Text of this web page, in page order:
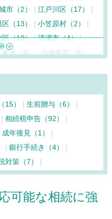
市（2）
江戸川区（17）
区（13）
小笠原村（2）
区（10） 清瀬市（4）
東区（6）
小金井市（6）
川市（3） 多摩市（3）
田区（31）
豊島区（15）
村（2）
西東京市（7）
丈島八丈町（2）
東村山市（5）
の出町（2）
鷹市（8） 港区（18）
）
15）
生前贈与（6）
相続税申告（92）
成年後見（1）
銀行手続き（4）
対策（7）
可能な相続に強